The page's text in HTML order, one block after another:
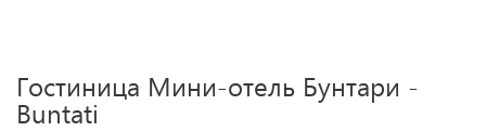
Гостиница Мини-отель Бунтари -
Buntati